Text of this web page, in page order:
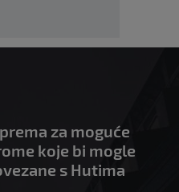
za moguće
koje bi mogle
s Hutima